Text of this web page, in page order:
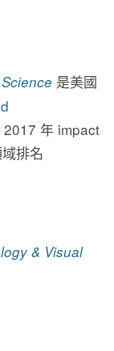
是美國
2017 年 impact
排名
& Visual